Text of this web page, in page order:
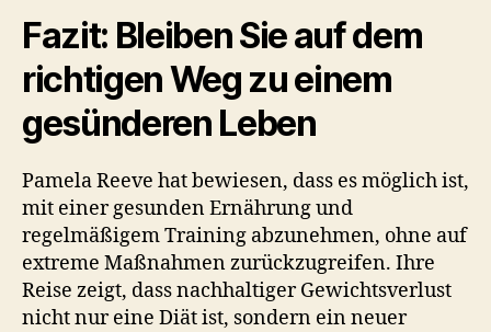
Fazit: Bleiben Sie auf dem
richtigen Weg zu einem
gesünderen Leben
Pamela Reeve hat bewiesen, dass es möglich ist,
mit einer gesunden Ernährung und
regelmäßigem Training abzunehmen, ohne auf
extreme Maßnahmen zurückzugreifen. Ihre
Reise zeigt, dass nachhaltiger Gewichtsverlust
nicht nur eine Diät ist, sondern ein neuer